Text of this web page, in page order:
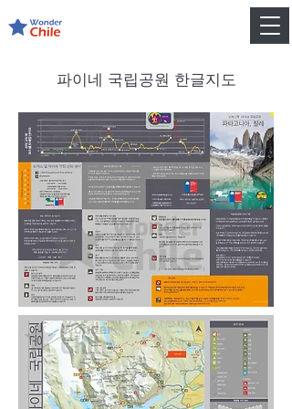
파이네 국립공원 한글지도